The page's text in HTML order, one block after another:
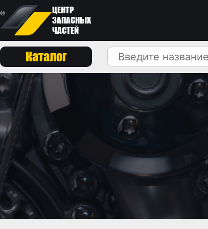
ЦЕНТР
ЗАПАСНЫХ
ЧАСТЕЙ
Каталог